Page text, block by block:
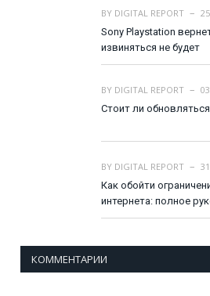
BY DIGITAL REPORT
Sony Playstation
извиняться не будет
BY DIGITAL REPORT
Стоит ли
BY DIGITAL REPORT
Как обойти
интернета: полное
КОММЕНТАРИИ